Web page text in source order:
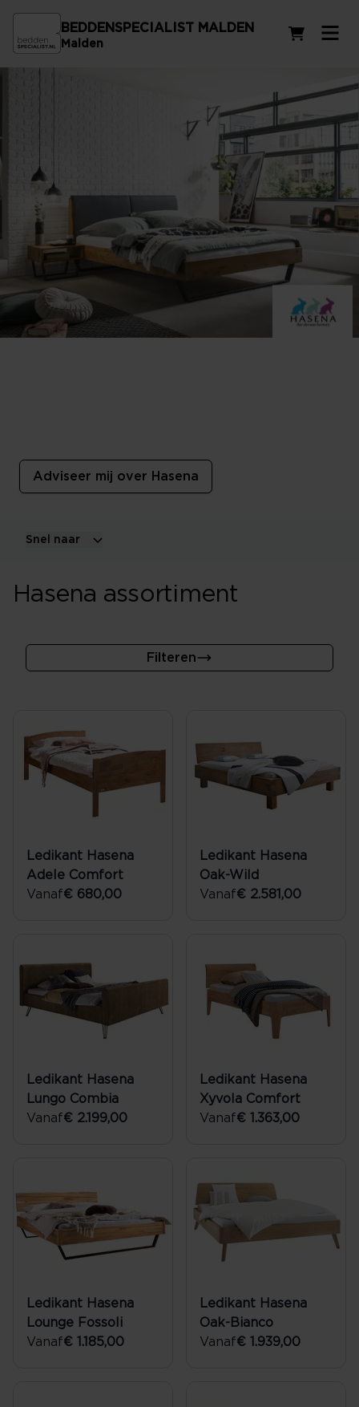
BEDDENSPECIALIST MALDEN
Malden
Adviseer mij over Hasena
Snel naar
Hasena assortiment
Filteren
Ledikant Hasena
Adele Comfort
Vanaf€ 680,00
Ledikant Hasena
Oak-Wild
Vanaf€ 2.581,00
Ledikant Hasena
Lungo Combia
Vanaf€ 2.199,00
Ledikant Hasena
Xyvola Comfort
Vanaf€ 1.363,00
Ledikant Hasena
Lounge Fossoli
Vanaf€ 1.185,00
Ledikant Hasena
Oak-Bianco
Vanaf€ 1.939,00